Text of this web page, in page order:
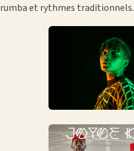
rumba et rythmes traditionnels.